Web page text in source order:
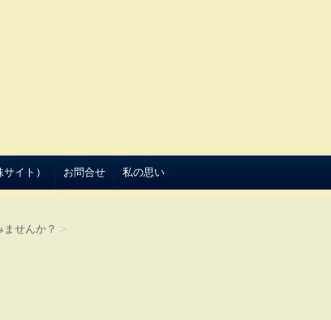
イト） お問合せ 私の思い
せんか？ >